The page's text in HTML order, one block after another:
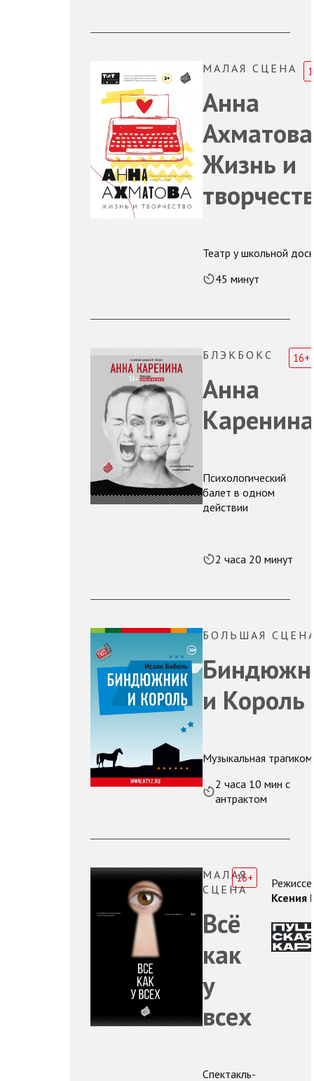
МАЛАЯ СЦЕНА
Анна
Жизнь и
Театр у школьной
45 минут
БЛЭКБОКС
Анна
Каренина
Психологический
балет в одном
действии
16+
2 часа 20 минут
БОЛЬШАЯ
и Король
Музыкальная
2 часа 10 мин с
антрактом
МАЛАЯ
СЦЕНА
Всё
как
у
всех
Спектакль-
16+
Ксения